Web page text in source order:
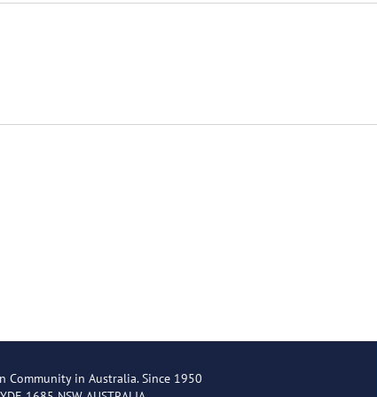
Community in Australia. Since 1950